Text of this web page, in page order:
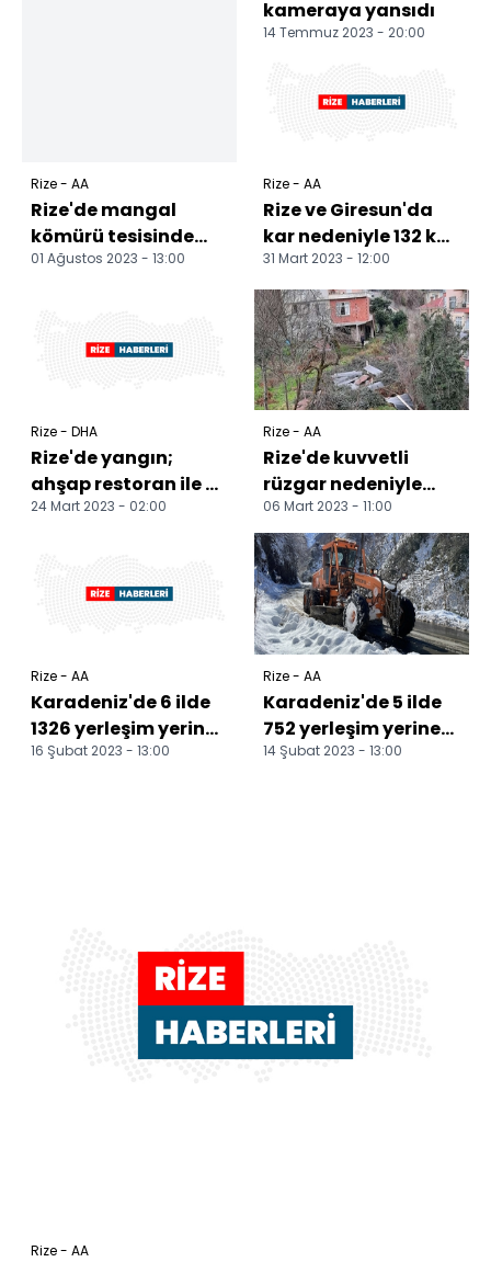
Rize - AA
Rize'de mangal
kömürü tesisinde
güneşten de elektrik
01 Ağustos 2023 - 13:00
kameraya yansıdı
14 Temmuz 2023 - 20:00
Rize - AA
Rize ve Giresun'da
kar nedeniyle 132 köy
yolu ulaşıma
kapandı
31 Mart 2023 - 12:00
Rize - DHA
Rize'de yangın;
ahşap restoran ile ev
küle döndü
24 Mart 2023 - 02:00
Rize - AA
Rize'de kuvvetli
rüzgar nedeniyle
bazı ev ve iş
yerlerinin çatısı uçtu
06 Mart 2023 - 11:00
Rize - AA
Karadeniz'de 6 ilde
1326 yerleşim yerine
ulaşım
16 Şubat 2023 - 13:00
Rize - AA
Karadeniz'de 5 ilde
752 yerleşim yerine
ulaşım
14 Şubat 2023 - 13:00
Rize - AA